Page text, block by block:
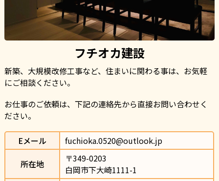
フチオカ建設
新築、大規模改修工事など、住まいに関わる事は、お気軽
にご相談ください。
お仕事のご依頼は、下記の連絡先から直接お問い合わせく
ださい。
Eメール
fuchioka.0520@outlook.jp
所在地
〒349-0203
白岡市下大崎1111-1